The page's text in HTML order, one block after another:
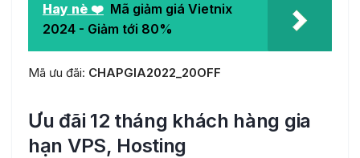
Hay nè ❤️ Mã giảm giá Vietnix
2024 - Giảm tới 80%
Mã ưu đãi: CHAPGIA2022_20OFF
Ưu đãi 12 tháng khách hàng gia
hạn VPS, Hosting